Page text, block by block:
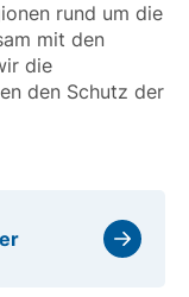
rund um die
mit den
die
den Schutz der